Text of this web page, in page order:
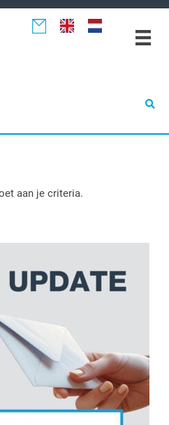
aan je criteria.